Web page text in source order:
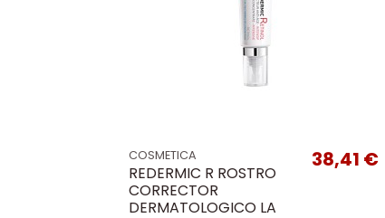
COSMETICA
REDERMIC R ROSTRO
CORRECTOR
DERMATOLOGICO LA
38,41 €